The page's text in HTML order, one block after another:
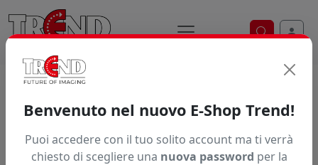
Ricerca
Articolo non trovato.
Benvenuto nel nuovo E-Shop Trend!
Puoi accedere con il tuo solito account ma ti verrà
chiesto di scegliere una nuova password per la